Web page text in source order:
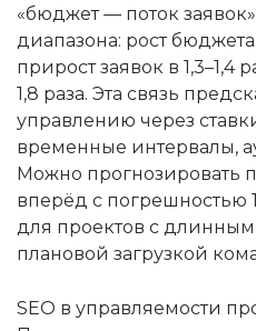
«бюджет — поток
диапазона: рост
прирост заявок в 1,3–1,4
1,8 раза. Эта связь
управлению через
временные интервалы,
Можно прогнозировать
вперёд с погрешностью
для проектов с
плановой загрузкой
SEO в управляемости